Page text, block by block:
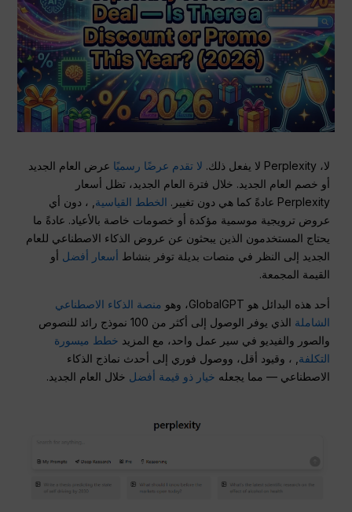
لا، Perplexity لا يفعل ذلك. لا تقدم عرضًا رسميًا عرض العام الجديد
أو خصم العام الجديد. خلال فترة العام الجديد، تظل أسعار
Perplexity عادةً كما هي دون تغيير.
الخطط القياسية , ، دون أي
عروض ترويجية موسمية مؤكدة أو خصومات خاصة بالأعياد. عادةً ما
يحتاج المستخدمون الذين يبحثون عن عروض الذكاء الاصطناعي للعام
الجديد إلى النظر في منصات بديلة توفر بنشاط
أسعار أفضل أو
القيمة المجمعة.
أحد هذه البدائل هو GlobalGPT، وهو
منصة الذكاء الاصطناعي
الشاملة
الذي يوفر الوصول إلى أكثر من 100 نموذج رائد للنصوص
والصور والفيديو في سير عمل واحد، مع المزيد خطط ميسورة
التكلفة , ، وقيود أقل، ووصول فوري إلى أحدث نماذج الذكاء
الاصطناعي — مما يجعله خيار ذو قيمة أفضل خلال العام الجديد.